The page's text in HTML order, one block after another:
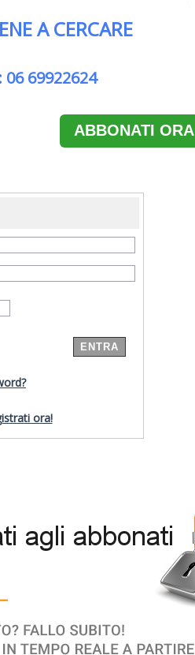
A CERCARE
69922624
ABBONATI ORA
ora!